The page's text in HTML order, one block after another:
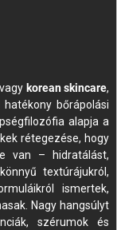
korean skincare,
bőrápolási
alapja a
rétegezése, hogy
van – hidratálást,
textúrájukról,
ismertek,
Nagy hangsúlyt
szérumok és